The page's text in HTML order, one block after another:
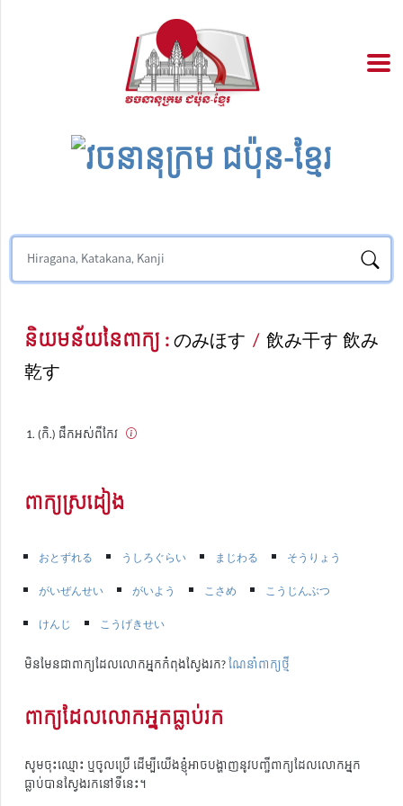
និយមន័យនៃពាក្យ :のみほす / 飲み干す 飲み
乾す
(កិ.) ផឹកអស់ពីកែវ
ពាក្យស្រដៀង
おとずれる うしろぐらい まじわる
そうりょう
がいぜんせい
がいよう こさめ
こうじんぶつ
けんじ
こうげきせい
មិនមែនជាពាក្យដែលលោកអ្នកកំពុងស្វែងរក?ណែនាំពាក្យថ្មី
ពាក្យដែលលោកអ្នកធ្លាប់រក
សូមចុះឈ្មោះ ឬចូលប្រើ ដើម្បីយើងខ្ញុំអាចបង្ហាញនូវបញ្ជីពាក្យដែលលោកអ្នក
ធ្លាប់បានស្វែងរកនៅទីនេះ។